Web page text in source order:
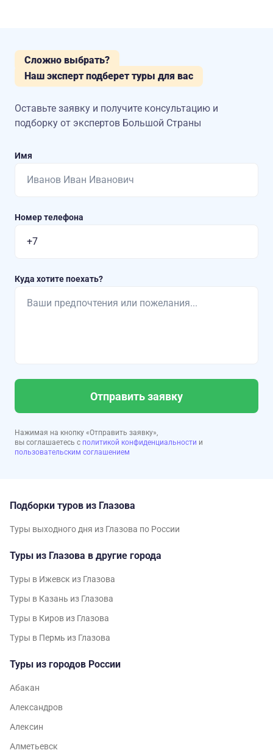
Сложно выбрать?
Наш эксперт подберет туры для вас
Оставьте заявку и получите консультацию и
подборку от экспертов Большой Страны
Имя
Номер телефона
Куда хотите поехать?
Отправить заявку
Нажимая на кнопку «Отправить заявку»,
вы соглашаетесь с политикой конфиденциальности и
пользовательским соглашением
Подборки туров из Глазова
Туры выходного дня из Глазова по России
Туры из Глазова в другие города
Туры в Ижевск из Глазова
Туры в Казань из Глазова
Туры в Киров из Глазова
Туры в Пермь из Глазова
Туры из городов России
Абакан
Александров
Алексин
Алметьевск